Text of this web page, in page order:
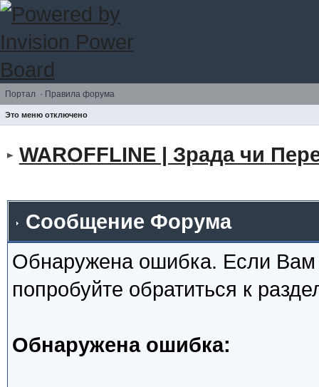
Портал · Правила форума
Это меню отключено
WAROFFLINE | Зрада чи
Сообщение Форума
Обнаружена ошибка. Если
попробуйте обратиться к
Обнаружена ошибка: